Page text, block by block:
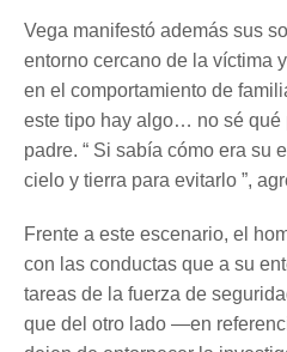
Vega manifestó además sus
entorno cercano de la víctima
en el comportamiento de
este tipo hay algo… no sé qué
padre. “ Si sabía cómo era su
cielo y tierra para evitarlo ”,
Frente a este escenario, el
con las conductas que a su
tareas de la fuerza de
que del otro lado —en